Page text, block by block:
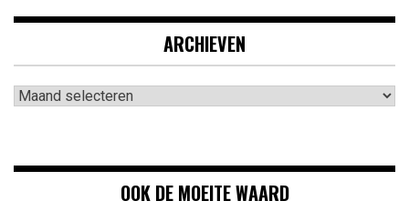
ARCHIEVEN
Archieven
OOK DE MOEITE WAARD